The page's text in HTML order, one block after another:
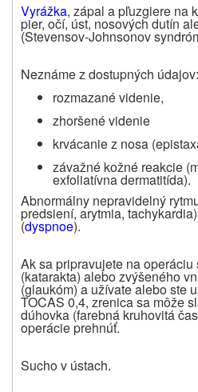
Vyrážka, zápal a pľuzgiere na
pier, očí, úst, nosových dutín
(Stevensov-Johnsonov
Neznáme z dostupných údajov:
rozmazané videnie,
zhoršené videnie
krvácanie z nosa
závažné kožné reakcie
exfoliatívna dermatitída).
Abnormálny nepravidelný
predsiení, arytmia,
(dyspnoe).
Ak sa pripravujete na operáciu
(katarakta) alebo zvýšeného
(glaukóm) a užívate alebo ste
TOCAS 0,4, zrenica sa môže
dúhovka (farebná kruhovitá
operácie prehnúť.
Sucho v ústach.